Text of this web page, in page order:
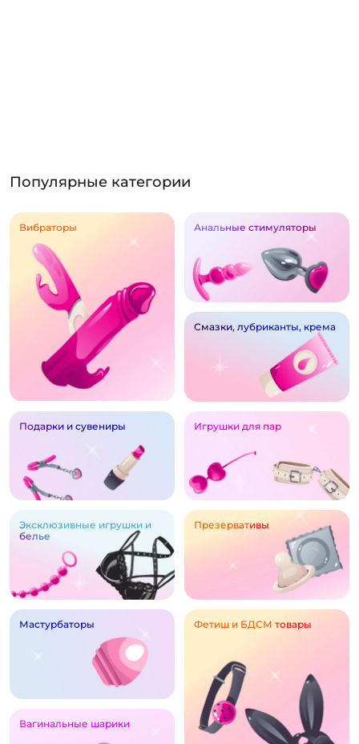
Популярные категории
Вибраторы Анальные стимуляторы
Смазки, лубриканты, крема
Подарки и сувениры Игрушки для пар
Эксклюзивные игрушки и
белье
Презервативы
Мастурбаторы
Вагинальные шарики
Фетиш и БДСМ товары